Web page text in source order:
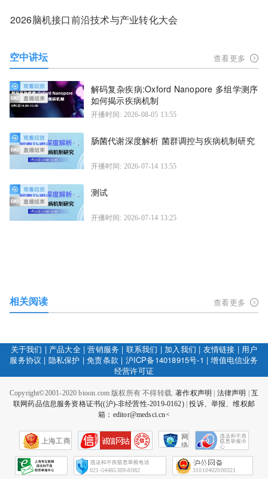
2026脑机接口前沿技术与产业转化大会
空中讲坛 查看更多
解码复杂疾病:Oxford Nanopore 多组学测序
如何揭示疾病机制
开播时间: 2026-08-05 13:55
肠菌代谢深度解析 菌群调控与疾病机制研究
开播时间: 2026-07-14 13:55
测试
开播时间: 2026-07-14 13:25
相关阅读 查看更多
关于我们 | 产品大全|营销服务 | 联系我们 | 加入我们 | 友情链接 | 用户
服务协议 | 隐私保护 |免责条款 | 沪ICP备14018915号-1 |增值电信业务
经营许可证
Copyright©2001-2020 bioon.com 版权所有 不得转载.著作权声明 | 法律声明 | 互
联网药品信息服务资格证书((沪)-非经营性-2019-0162)|投诉、举报、维权邮
箱：editor@medsci.cn<
上海工商
网
络
会
征
021-54485309-8082 31010402000321